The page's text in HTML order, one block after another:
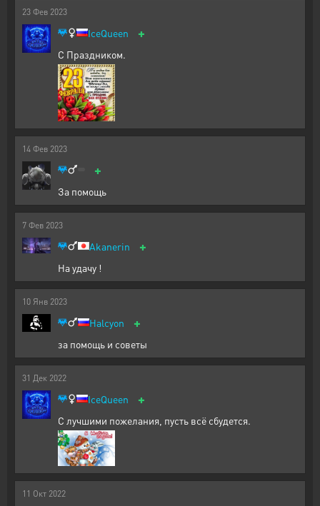
23 Фев 2023
IceQueen +
С Праздником.
14 Фев 2023
+
За помощь
7 Фев 2023
Akanerin +
На удачу !
10 Янв 2023
Halcyon +
за помощь и советы
31 Дек 2022
IceQueen +
С лучшими пожелания, пусть всё сбудется.
11 Окт 2022